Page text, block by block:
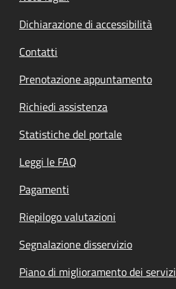
Dichiarazione di accessibilità
Contatti
Prenotazione appuntamento
Richiedi assistenza
Statistiche del portale
Leggi le FAQ
Pagamenti
Riepilogo valutazioni
Segnalazione disservizio
Piano di miglioramento dei servizi